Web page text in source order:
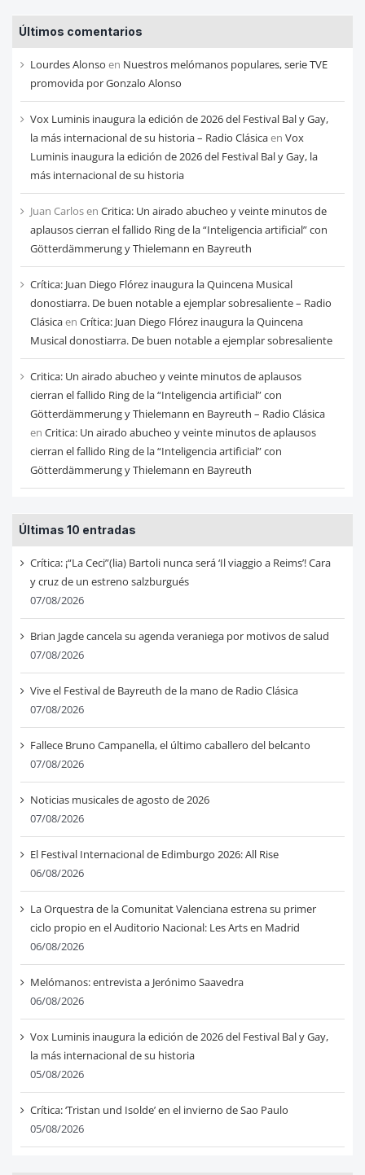
entradas
de
cada
mes
Últimos comentarios
Lourdes Alonso en Nuestros melómanos populares, serie TVE
promovida por Gonzalo Alonso
Vox Luminis inaugura la edición de 2026 del Festival Bal y Gay,
la más internacional de su historia – Radio Clásicaen Vox
Luminis inaugura la edición de 2026 del Festival Bal y Gay, la
más internacional de su historia
Juan Carlosen Critica: Un airado abucheo y veinte minutos de
aplausos cierran el fallido Ring de la “Inteligencia artificial” con
Götterdämmerung y Thielemann en Bayreuth
Crítica: Juan Diego Flórez inaugura la Quincena Musical
donostiarra. De buen notable a ejemplar sobresaliente – Radio
Clásicaen Crítica: Juan Diego Flórez inaugura la Quincena
Musical donostiarra. De buen notable a ejemplar sobresaliente
Critica: Un airado abucheo y veinte minutos de aplausos
cierran el fallido Ring de la “Inteligencia artificial” con
Götterdämmerung y Thielemann en Bayreuth – Radio Clásica
en Critica: Un airado abucheo y veinte minutos de aplausos
cierran el fallido Ring de la “Inteligencia artificial” con
Götterdämmerung y Thielemann en Bayreuth
Últimas 10 entradas
Crítica: ¡“La Ceci”(lia) Bartoli nunca será ‘Il viaggio a Reims’! Cara
y cruz de un estreno salzburgués
07/08/2026
Brian Jagde cancela su agenda veraniega por motivos de salud
07/08/2026
Vive el Festival de Bayreuth de la mano de Radio Clásica
07/08/2026
Fallece Bruno Campanella, el último caballero del belcanto
07/08/2026
Noticias musicales de agosto de 2026
07/08/2026
El Festival Internacional de Edimburgo 2026: All Rise
06/08/2026
La Orquestra de la Comunitat Valenciana estrena su primer
ciclo propio en el Auditorio Nacional: Les Arts en Madrid
06/08/2026
Melómanos: entrevista a Jerónimo Saavedra
06/08/2026
Vox Luminis inaugura la edición de 2026 del Festival Bal y Gay,
la más internacional de su historia
05/08/2026
Crítica: ‘Tristan und Isolde’ en el invierno de Sao Paulo
05/08/2026